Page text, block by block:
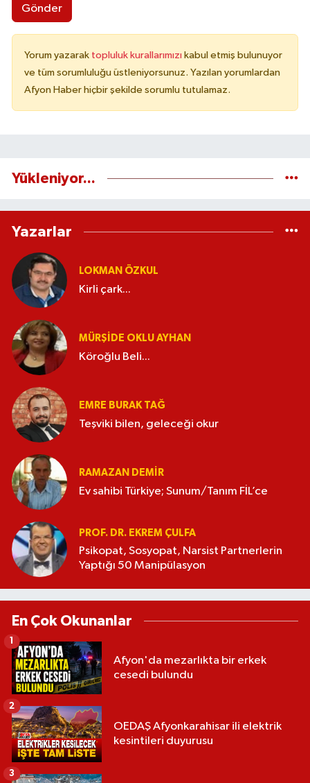
Gönder
Yorum yazarak topluluk kurallarımızı kabul etmiş bulunuyor
ve tüm sorumluluğu üstleniyorsunuz. Yazılan yorumlardan
Afyon Haber hiçbir şekilde sorumlu tutulamaz.
Yükleniyor...
Yazarlar
LOKMAN ÖZKUL
Kirli çark...
MÜRŞIDE OKLU AYHAN
Köroğlu Beli...
EMRE BURAK TAĞ
Teşviki bilen, geleceği okur
RAMAZAN DEMİR
Ev sahibi Türkiye; Sunum/Tanım FİL’ce
PROF. DR. EKREM ÇULFA
Psikopat, Sosyopat, Narsist Partnerlerin
Yaptığı 50 Manipülasyon
En Çok Okunanlar
Afyon'da mezarlıkta bir erkek
cesedi bulundu
1
OEDAŞ Afyonkarahisar ili elektrik
kesintileri duyurusu
2
3